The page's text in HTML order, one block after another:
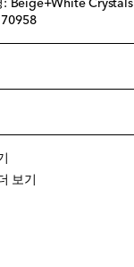
: Beige+White Crystals
보기